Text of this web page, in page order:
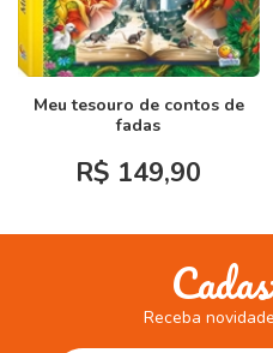
Meu tesouro de contos de
fadas
R$ 149,90
Receba